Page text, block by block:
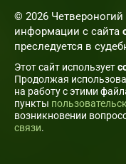
© 2026
информации с сайта
преследуется в
Этот сайт использует
Продолжая
на работу с этими
пункты
возникновении
связи.